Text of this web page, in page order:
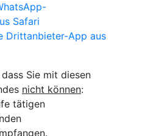
Safari
Drittanbieter-App aus
Sie mit diesen
nicht können:
tätigen